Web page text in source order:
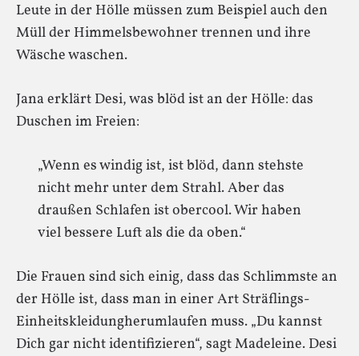
Leute in der Hölle müssen zum Beispiel auch den
Müll der Himmelsbewohner trennen und ihre
Wäsche waschen.
Jana erklärt Desi, was blöd ist an der Hölle: das
Duschen im Freien:
„Wenn es windig ist, ist blöd, dann stehste
nicht mehr unter dem Strahl. Aber das
draußen Schlafen ist obercool. Wir haben
viel bessere Luft als die da oben.“
Die Frauen sind sich einig, dass das Schlimmste an
der Hölle ist, dass man in einer Art Sträflings-
Einheitskleidungherumlaufen muss. „Du kannst
Dich gar nicht identifizieren“, sagt Madeleine. Desi